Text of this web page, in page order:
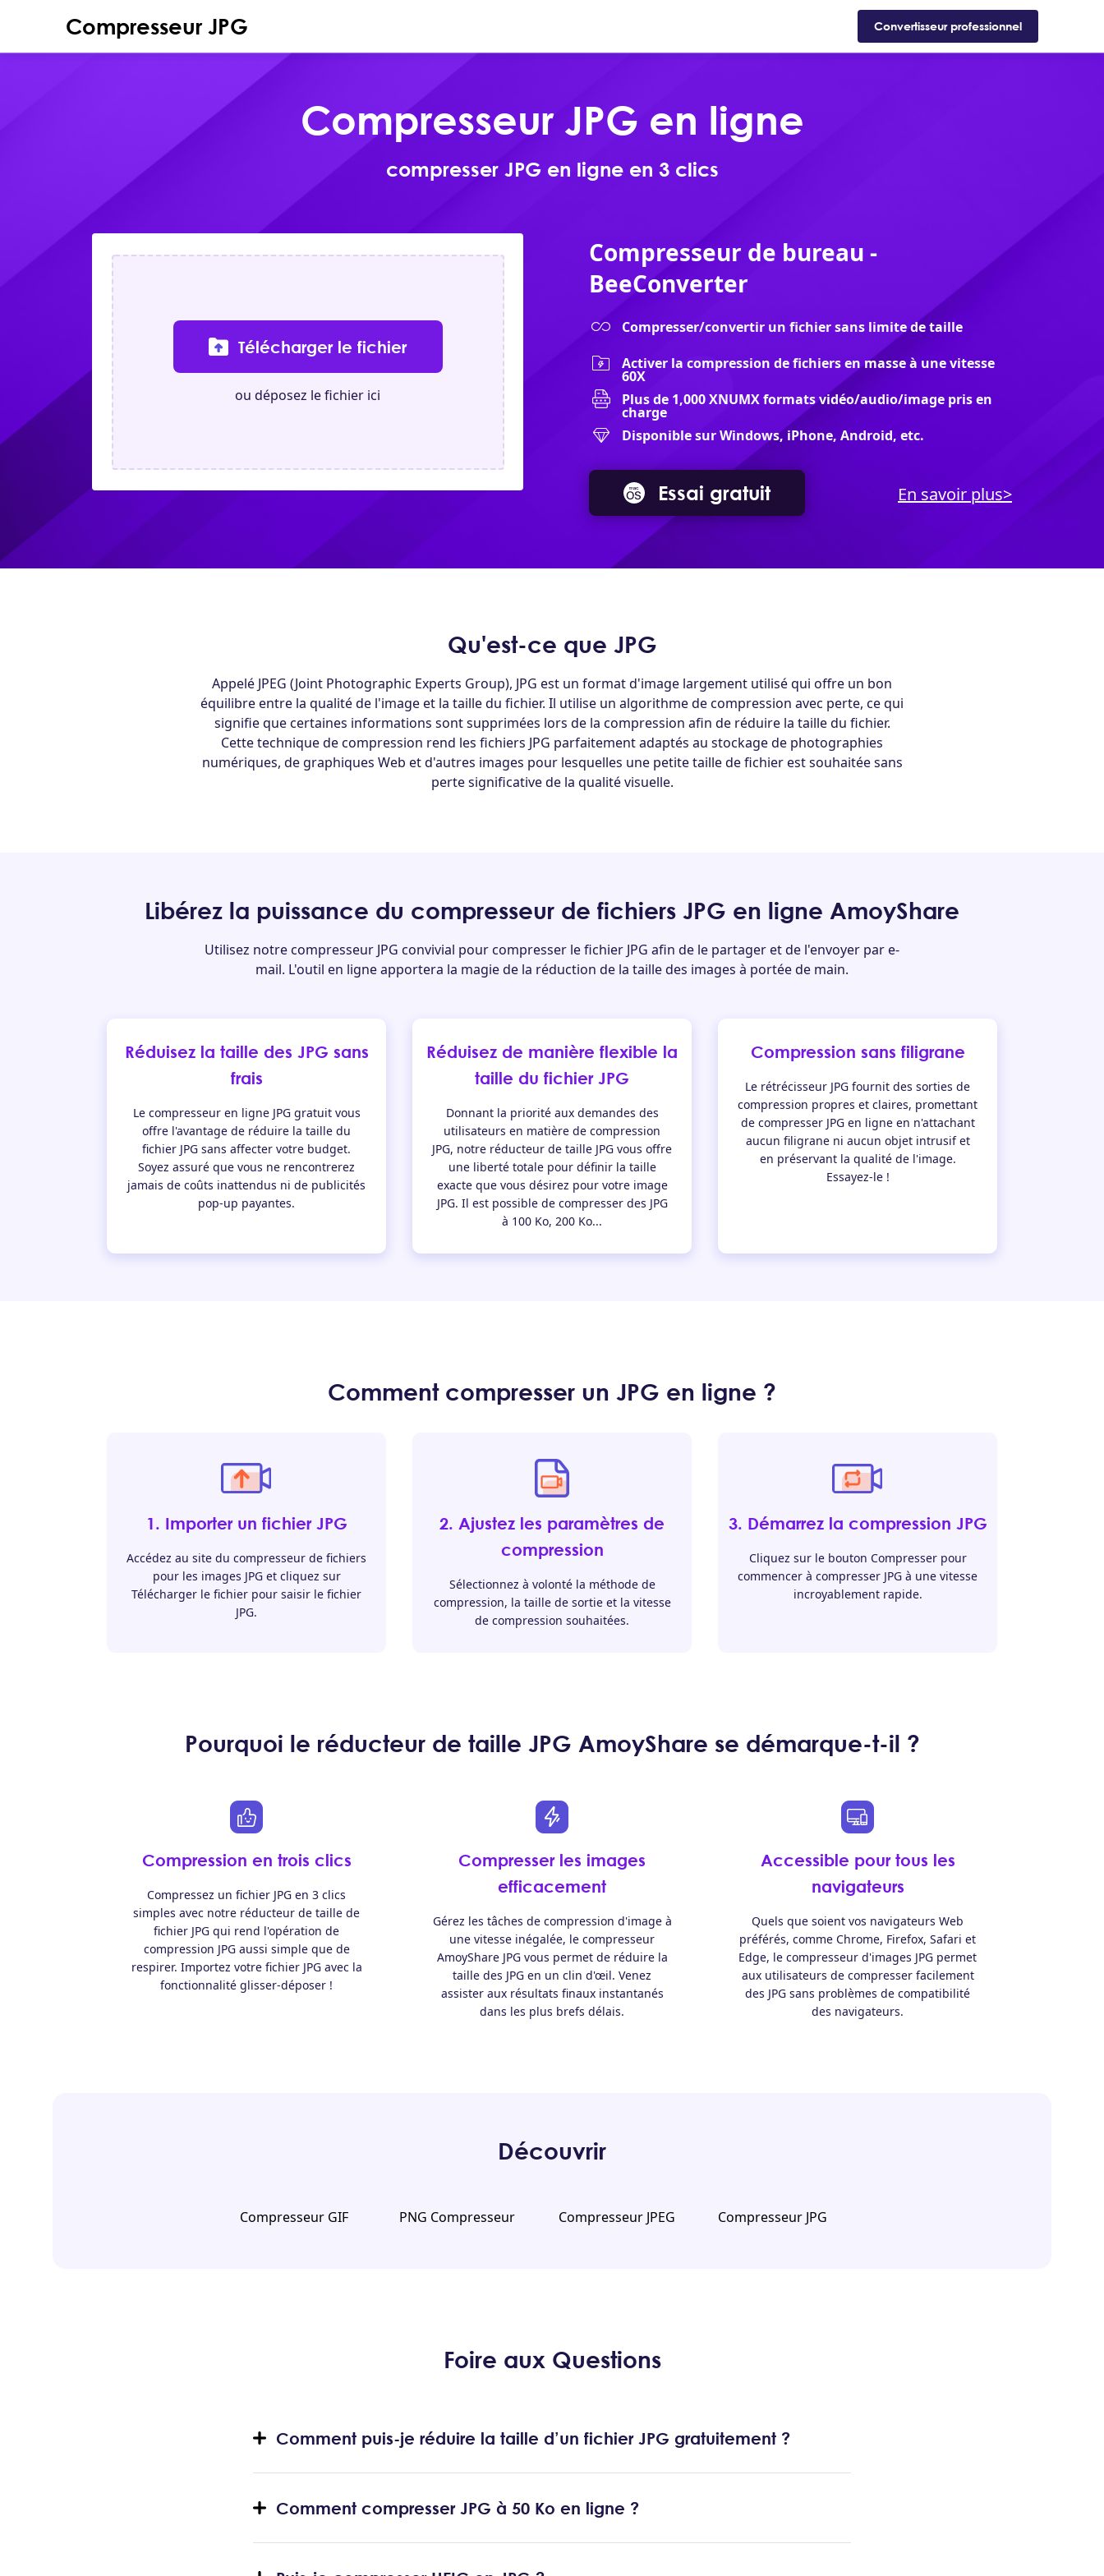
Boutique Blog
Compresseur JPG Convertisseur professionnel
Compresseur JPG en ligne
compresser JPG en ligne en 3 clics
Télécharger le fichier
ou déposez le fichier ici
Compresseur de bureau -
BeeConverter
Compresser/convertir un fichier sans limite de taille
Activer la compression de fichiers en masse à une vitesse
60X
Plus de 1,000 XNUMX formats vidéo/audio/image pris en
charge
Disponible sur Windows, iPhone, Android, etc.
Essai gratuit En savoir plus>
Qu'est-ce que JPG
Appelé JPEG (Joint Photographic Experts Group), JPG est un format d'image largement utilisé qui offre un bon
équilibre entre la qualité de l'image et la taille du fichier. Il utilise un algorithme de compression avec perte, ce qui
signifie que certaines informations sont supprimées lors de la compression afin de réduire la taille du fichier.
Cette technique de compression rend les fichiers JPG parfaitement adaptés au stockage de photographies
numériques, de graphiques Web et d'autres images pour lesquelles une petite taille de fichier est souhaitée sans
perte significative de la qualité visuelle.
Libérez la puissance du compresseur de fichiers JPG en ligne AmoyShare
Utilisez notre compresseur JPG convivial pour compresser le fichier JPG afin de le partager et de l'envoyer par e-
mail. L'outil en ligne apportera la magie de la réduction de la taille des images à portée de main.
Réduisez la taille des JPG sans
frais
Le compresseur en ligne JPG gratuit vous
offre l'avantage de réduire la taille du
fichier JPG sans affecter votre budget.
Soyez assuré que vous ne rencontrerez
jamais de coûts inattendus ni de publicités
pop-up payantes.
Réduisez de manière flexible la
taille du fichier JPG
Donnant la priorité aux demandes des
utilisateurs en matière de compression
JPG, notre réducteur de taille JPG vous offre
une liberté totale pour définir la taille
exacte que vous désirez pour votre image
JPG. Il est possible de compresser des JPG
à 100 Ko, 200 Ko...
Compression sans filigrane
Le rétrécisseur JPG fournit des sorties de
compression propres et claires, promettant
de compresser JPG en ligne en n'attachant
aucun filigrane ni aucun objet intrusif et
en préservant la qualité de l'image.
Essayez-le !
Comment compresser un JPG en ligne ?
1. Importer un fichier JPG
Accédez au site du compresseur de fichiers
pour les images JPG et cliquez sur
Télécharger le fichier pour saisir le fichier
JPG.
2. Ajustez les paramètres de
compression
Sélectionnez à volonté la méthode de
compression, la taille de sortie et la vitesse
de compression souhaitées.
3. Démarrez la compression JPG
Cliquez sur le bouton Compresser pour
commencer à compresser JPG à une vitesse
incroyablement rapide.
Pourquoi le réducteur de taille JPG AmoyShare se démarque-t-il ?
Compression en trois clics
Compressez un fichier JPG en 3 clics
simples avec notre réducteur de taille de
fichier JPG qui rend l'opération de
compression JPG aussi simple que de
respirer. Importez votre fichier JPG avec la
fonctionnalité glisser-déposer !
Compresser les images
efficacement
Gérez les tâches de compression d'image à
une vitesse inégalée, le compresseur
AmoyShare JPG vous permet de réduire la
taille des JPG en un clin d'œil. Venez
assister aux résultats finaux instantanés
dans les plus brefs délais.
Accessible pour tous les
navigateurs
Quels que soient vos navigateurs Web
préférés, comme Chrome, Firefox, Safari et
Edge, le compresseur d'images JPG permet
aux utilisateurs de compresser facilement
des JPG sans problèmes de compatibilité
des navigateurs.
Découvrir
Compresseur GIF PNG Compresseur Compresseur JPEG Compresseur JPG
Foire aux Questions
Comment puis-je réduire la taille d’un fichier JPG gratuitement ?
Comment compresser JPG à 50 Ko en ligne ?